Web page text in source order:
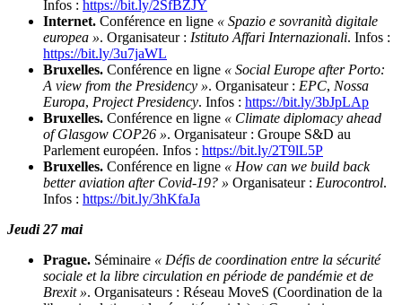
Infos : https://bit.ly/2SfBZJY
Internet. Conférence en ligne « Spazio e sovranità digitale
europea ». Organisateur : Istituto Affari Internazionali. Infos :
https://bit.ly/3u7jaWL
Bruxelles. Conférence en ligne « Social Europe after Porto:
A view from the Presidency ». Organisateur : EPC, Nossa
Europa, Project Presidency. Infos : https://bit.ly/3bJpLAp
Bruxelles. Conférence en ligne « Climate diplomacy ahead
of Glasgow COP26 ». Organisateur : Groupe S&D au
Parlement européen. Infos : https://bit.ly/2T9lL5P
Bruxelles. Conférence en ligne « How can we build back
better aviation after Covid-19? » Organisateur : Eurocontrol.
Infos : https://bit.ly/3hKfaJa
Jeudi 27 mai
Prague. Séminaire « Défis de coordination entre la sécurité
sociale et la libre circulation en période de pandémie et de
Brexit ». Organisateurs : Réseau MoveS (Coordination de la